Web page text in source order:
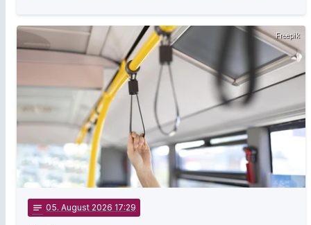
Freepik
notes 05. August 2026 17:29